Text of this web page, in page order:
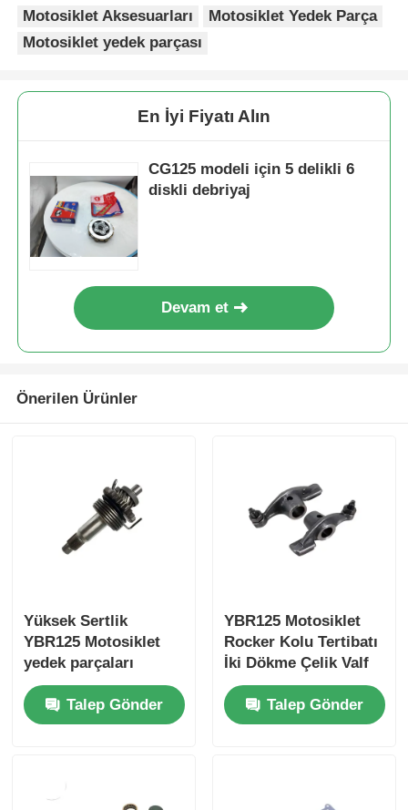
Fabrika turu
Teklif isteği
motosiklet elektrik bileşenleri
Motosiklet Modifikasyon Parçaları
Motosiklet Vücut Parçaları
Motosiklet ışığı
Motosiklet Karbüratörü
Motosiklet Zincirleri ve Dişlileri
Motosiklet Aksesuarları
Motosiklet Yedek Parça
Motosiklet yedek parçası
En İyi Fiyatı Alın
CG125 modeli için 5 delikli 6
diskli debriyaj
Devam et
Önerilen Ürünler
Yüksek Sertlik
YBR125 Motosiklet
yedek parçaları
Başlatma Çubuk
MontajıTalep Gönder
YBR125 Motosiklet
Rocker Kolu Tertibatı
İki Dökme Çelik Valf
Tahrik Parçası İle
Talep Gönder